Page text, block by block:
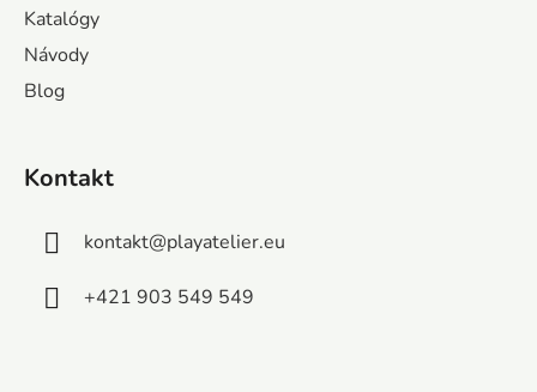
Katalógy
Návody
Blog
Kontakt
kontakt@playatelier.eu
+421 903 549 549